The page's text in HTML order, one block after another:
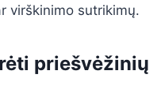
virškinimo sutrikimų.
priešvėžinių